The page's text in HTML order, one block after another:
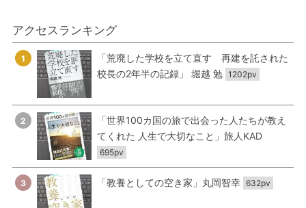
アクセスランキング
1
「荒廃した学校を立て直す 再建を託された
校長の2年半の記録」 堀越 勉 1202pv
2
「世界100カ国の旅で出会った人たちが教え
てくれた 人生で大切なこと」旅人KAD
695pv
3 「教養としての空き家」丸岡智幸 632pv